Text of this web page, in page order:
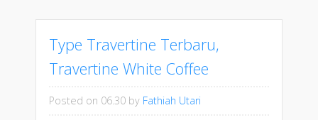
Skip to content
Type Travertine Terbaru,
Travertine White Coffee
Posted on 06.30 by Fathiah Utari